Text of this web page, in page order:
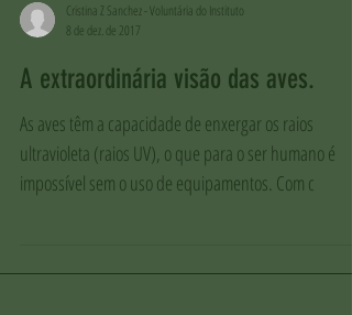
Cristina Z Sanchez - Voluntária do Instituto
8 de dez. de 2017
A extraordinária visão das aves.
As aves têm a capacidade de enxergar os raios